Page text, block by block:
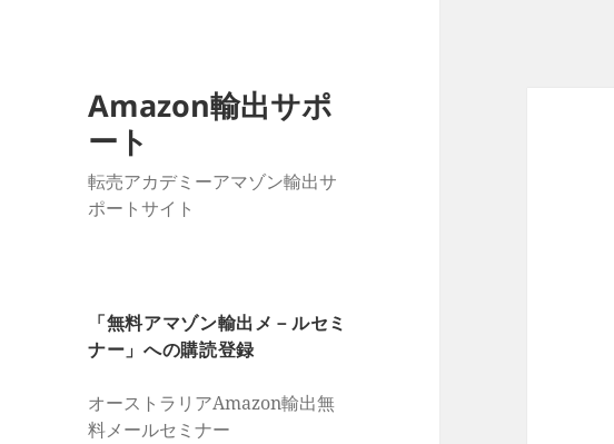
Amazon輸出サポ
ート
転売アカデミーアマゾン輸出サ
ポートサイト
「無料アマゾン輸出メ－ルセミ
ナー」への購読登録
オーストラリアAmazon輸出無
料メールセミナー